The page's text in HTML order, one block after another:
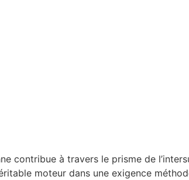
contribue à travers le prisme de
moteur dans une exigence